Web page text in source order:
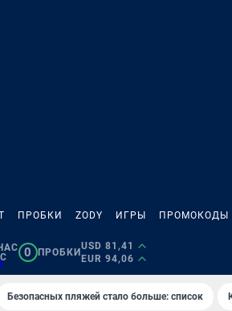
ПРОБКИ ZODY ИГРЫ ПРОМОКОДЫ
0 ПРОБКИ
USD 81,41
EUR 94,06
Безопасных пляжей стало больше: список